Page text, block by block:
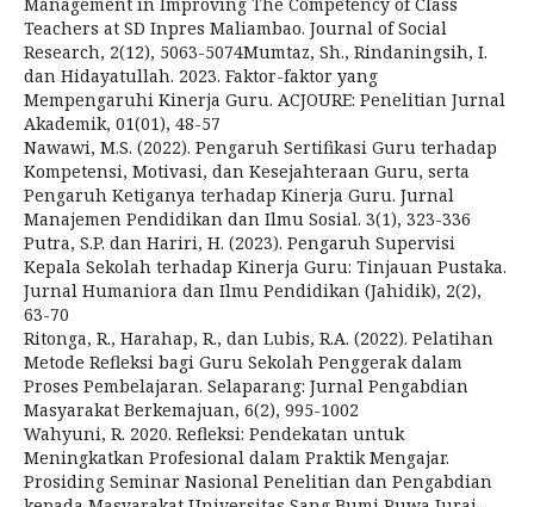
Teachers at SD Inpres Maliambao. Journal of Social
Research, 2(12), 5063-5074Mumtaz, Sh., Rindaningsih, I.
dan Hidayatullah. 2023. Faktor-faktor yang
Mempengaruhi Kinerja Guru. ACJOURE: Penelitian Jurnal
Akademik, 01(01), 48-57
Nawawi, M.S. (2022). Pengaruh Sertifikasi Guru terhadap
Kompetensi, Motivasi, dan Kesejahteraan Guru, serta
Pengaruh Ketiganya terhadap Kinerja Guru. Jurnal
Manajemen Pendidikan dan Ilmu Sosial. 3(1), 323-336
Putra, S.P. dan Hariri, H. (2023). Pengaruh Supervisi
Kepala Sekolah terhadap Kinerja Guru: Tinjauan Pustaka.
Jurnal Humaniora dan Ilmu Pendidikan (Jahidik), 2(2),
63-70
Ritonga, R., Harahap, R., dan Lubis, R.A. (2022). Pelatihan
Metode Refleksi bagi Guru Sekolah Penggerak dalam
Proses Pembelajaran. Selaparang: Jurnal Pengabdian
Masyarakat Berkemajuan, 6(2), 995-1002
Wahyuni, R. 2020. Refleksi: Pendekatan untuk
Meningkatkan Profesional dalam Praktik Mengajar.
Prosiding Seminar Nasional Penelitian dan Pengabdian